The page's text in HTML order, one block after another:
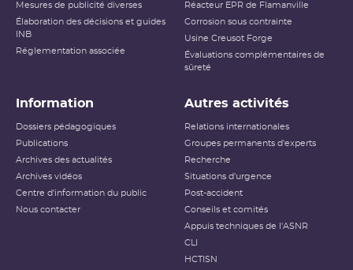
Mesures de publicité diverses
Élaboration des décisions et guides
INB
Réglementation associée
Réacteur EPR de Flamanville
Corrosion sous contrainte
Usine Creusot Forge
Évaluations complémentaires de
sûreté
Information
Dossiers pédagogiques
Publications
Archives des actualités
Archives vidéos
Centre d'information du public
Nous contacter
Autres activités
Relations internationales
Groupes permanents d'experts
Recherche
Situations d'urgence
Post-accident
Conseils et comités
Appuis techniques de l'ASNR
CLI
HCTISN